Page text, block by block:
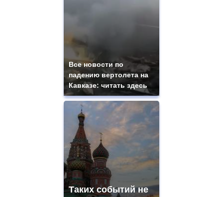
Все новости по
падению вертолета на
Кавказе: читать здесь
Таких событий не